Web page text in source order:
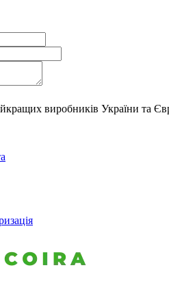
виробників України та